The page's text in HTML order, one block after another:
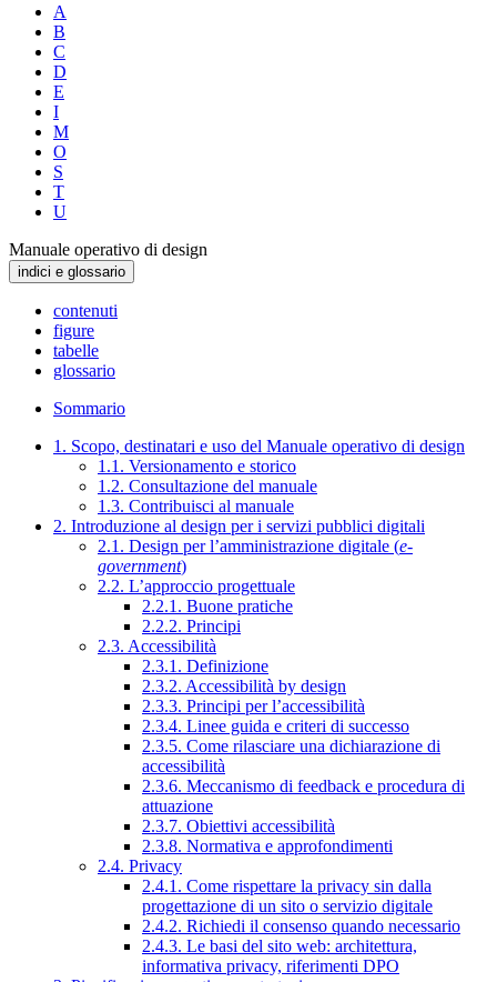
A
B
C
D
E
I
M
O
S
T
U
Manuale operativo di design
indici e glossario
contenuti
figure
tabelle
glossario
Sommario
1. Scopo, destinatari e uso del Manuale operativo di design
1.1. Versionamento e storico
1.2. Consultazione del manuale
1.3. Contribuisci al manuale
2. Introduzione al design per i servizi pubblici digitali
2.1. Design per l’amministrazione digitale (e-
government)
2.2. L’approccio progettuale
2.2.1. Buone pratiche
2.2.2. Principi
2.3. Accessibilità
2.3.1. Definizione
2.3.2. Accessibilità by design
2.3.3. Principi per l’accessibilità
2.3.4. Linee guida e criteri di successo
2.3.5. Come rilasciare una dichiarazione di
accessibilità
2.3.6. Meccanismo di feedback e procedura di
attuazione
2.3.7. Obiettivi accessibilità
2.3.8. Normativa e approfondimenti
2.4. Privacy
2.4.1. Come rispettare la privacy sin dalla
progettazione di un sito o servizio digitale
2.4.2. Richiedi il consenso quando necessario
2.4.3. Le basi del sito web: architettura,
informativa privacy, riferimenti DPO